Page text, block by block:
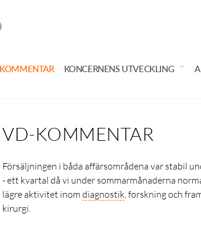
KONCERNENS UTVECKLING
VD-KOMMENTAR
Försäljningen i båda affärsområdena var stabil
- ett kvartal då vi under sommarmånaderna
lägre aktivitet inom diagnostik , forskning och
kirurgi.